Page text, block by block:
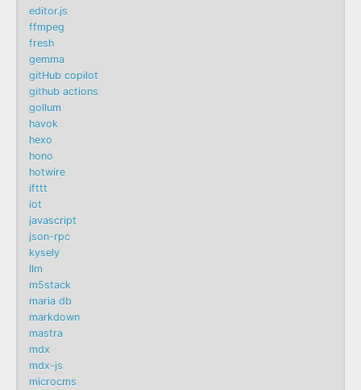
editor.js
ffmpeg
fresh
gemma
gitHub copilot
github actions
gollum
havok
hexo
hono
hotwire
ifttt
iot
javascript
json-rpc
kysely
llm
m5stack
maria db
markdown
mastra
mdx
mdx-js
microcms